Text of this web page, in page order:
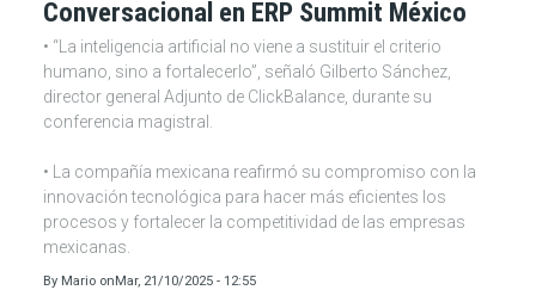
Conversacional en ERP Summit México
• “La inteligencia artificial no viene a sustituir el criterio
humano, sino a fortalecerlo”, señaló Gilberto Sánchez,
director general Adjunto de ClickBalance, durante su
conferencia magistral.
• La compañía mexicana reafirmó su compromiso con la
innovación tecnológica para hacer más eficientes los
procesos y fortalecer la competitividad de las empresas
mexicanas.
By Mario onMar, 21/10/2025 - 12:55